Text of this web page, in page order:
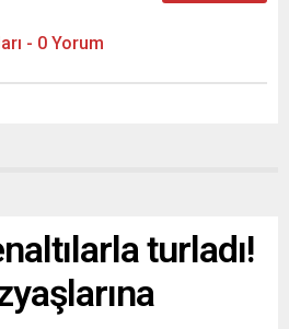
- 0 Yorum
turladı!